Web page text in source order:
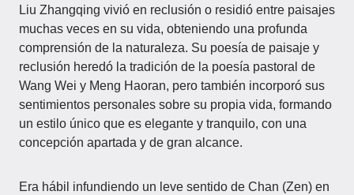
Liu Zhangqing vivió en reclusión o residió entre paisajes
muchas veces en su vida, obteniendo una profunda
comprensión de la naturaleza. Su poesía de paisaje y
reclusión heredó la tradición de la poesía pastoral de
Wang Wei y Meng Haoran, pero también incorporó sus
sentimientos personales sobre su propia vida, formando
un estilo único que es elegante y tranquilo, con una
concepción apartada y de gran alcance.
Era hábil infundiendo un leve sentido de Chan (Zen) en